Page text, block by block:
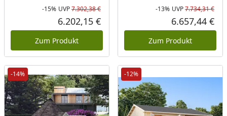
Rabatt in Prozent
-15%
Ursprünglicher Preis
UVP7.302,38 €
Aktueller Preis
6.202,15 €
Zum Produkt
-13% UVP7.734,31 €
6.657,44 €
Zum Produkt
-14% -12%